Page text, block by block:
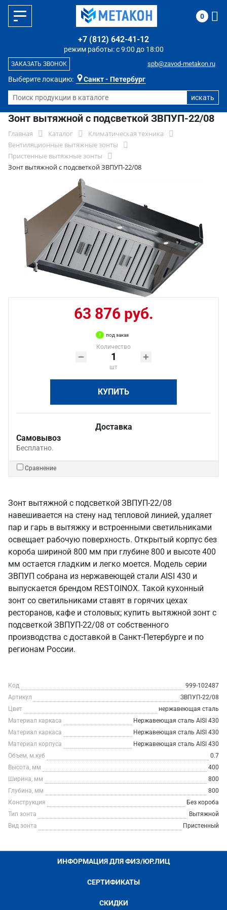
Выберите локацию: Санкт - Петербург
режим работы: с 9:00 до 18:00
+7 (812) 642-41-12
spb@zavod-metakon.ru
ЗАКАЗАТЬ ЗВОНОК
0
Зонт вытяжной с подсветкой ЗВПУП-22/08
Главная Каталог
Климатическая техника
Вентиляционные вытяжные зонты
Пристенные вытяжные зонты
Зонт вытяжной с подсветкой ЗВПУП-22/08
63 876 руб.
под заказ
Количество
шт
КУПИТЬ
Доставка
Самовывоз
Бесплатно.
Сравнение
Зонт вытяжной с подсветкой ЗВПУП-22/08
навешивается на стену над тепловой линией, удаляет
пар и гарь в вытяжку и встроенными светильниками
освещает рабочую поверхность. Открытый корпус без
короба шириной 800 мм при глубине 800 и высоте 400
мм остается гладким и легко моется. Модель серии
ЗВПУП собрана из нержавеющей стали AISI 430 и
выпускается брендом RESTOINOX. Такой кухонный
зонт со светильниками ставят в горячих цехах
ресторанов, кафе и столовых; купить вытяжной зонт с
подсветкой ЗВПУП-22/08 от собственного
производства с доставкой в Санкт‑Петербурге и по
регионам России.
Код
999-102487
Артикул
ЗВПУП-22/08
Цвет
нержавеющая сталь
Материал каркаса
Нержавеющая сталь AISI 430
Материал каркаса
Нержавеющая сталь AISI 430
Материал корпуса
Нержавеющая сталь AISI 430
Объем, м.куб
0.7
Высота, мм
400
Ширина, мм
800
Глубина, мм
800
Конструкция
Без короба
Тип зонта
Вытяжной
Вид зонта
Пристенный
ИНФОРМАЦИЯ ДЛЯ ФИЗ/ЮР.ЛИЦ
СЕРТИФИКАТЫ
СКИДКИ